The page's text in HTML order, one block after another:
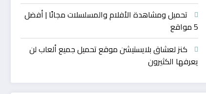
تحميل ومشاهدة الأفلام والمسلسلات مجانًا | أفضل
5 مواقع
كنز لعشاق بلايستيشن موقع تحميل جميع ألعاب لن
يعرفها الكثيرون